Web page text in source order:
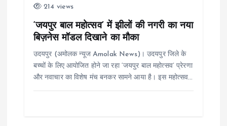
214 views
‘जयपुर बाल महोत्सव’ में झीलों की नगरी का नया
बिज़नेस मॉडल दिखाने का मौका
उदयपुर (अमोलक न्यूज Amolak News)। उदयपुर जिले के
बच्चों के लिए आयोजित होने जा रहा ‘जयपुर बाल महोत्सव’ प्रेरणा
और नवाचार का विशेष मंच बनकर सामने आया है। इस महोत्सव…